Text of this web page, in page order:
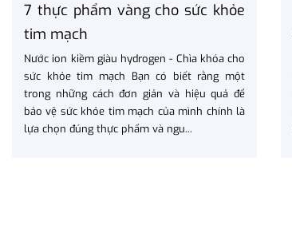
7 thực phẩm vàng cho sức khỏe
tim mạch
Nước ion kiềm giàu hydrogen - Chìa khóa cho
sức khỏe tim mạch Bạn có biết rằng một
trong những cách đơn giản và hiệu quả để
bảo vệ sức khỏe tim mạch của mình chính là
lựa chọn đúng thực phẩm và ngu...